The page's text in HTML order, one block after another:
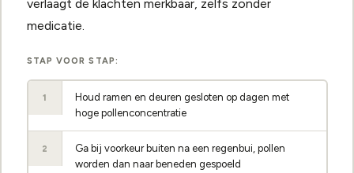
verlaagt de klachten merkbaar, zelfs zonder
medicatie.
STAP VOOR STAP:
1
Houd ramen en deuren gesloten op dagen met
hoge pollenconcentratie
2
Ga bij voorkeur buiten na een regenbui, pollen
worden dan naar beneden gespoeld